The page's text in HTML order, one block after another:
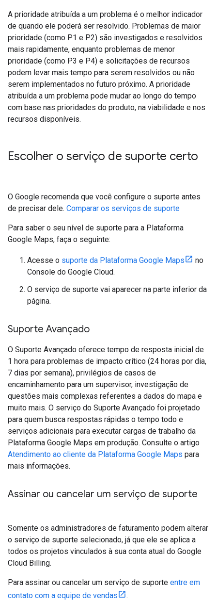
A prioridade atribuída a um problema é o melhor indicador
de quando ele poderá ser resolvido. Problemas de maior
prioridade (como P1 e P2) são investigados e resolvidos
mais rapidamente, enquanto problemas de menor
prioridade (como P3 e P4) e solicitações de recursos
podem levar mais tempo para serem resolvidos ou não
serem implementados no futuro próximo. A prioridade
atribuída a um problema pode mudar ao longo do tempo
com base nas prioridades do produto, na viabilidade e nos
recursos disponíveis.
Escolher o serviço de suporte certo
O Google recomenda que você configure o suporte antes
de precisar dele. Comparar os serviços de suporte
Para saber o seu nível de suporte para a Plataforma
Google Maps, faça o seguinte:
Acesse o suporte da Plataforma Google Maps
no
Console do Google Cloud.
O serviço de suporte vai aparecer na parte inferior da
página.
Suporte Avançado
O Suporte Avançado oferece tempo de resposta inicial de
1 hora para problemas de impacto crítico (24 horas por dia,
7 dias por semana), privilégios de casos de
encaminhamento para um supervisor, investigação de
questões mais complexas referentes a dados do mapa e
muito mais. O serviço do Suporte Avançado foi projetado
para quem busca respostas rápidas o tempo todo e
serviços adicionais para executar cargas de trabalho da
Plataforma Google Maps em produção. Consulte o artigo
Atendimento ao cliente da Plataforma Google Maps para
mais informações.
Assinar ou cancelar um serviço de suporte
Somente os administradores de faturamento podem alterar
o serviço de suporte selecionado, já que ele se aplica a
todos os projetos vinculados à sua conta atual do Google
Cloud Billing.
Para assinar ou cancelar um serviço de suporte entre em
contato com a equipe de vendas
.